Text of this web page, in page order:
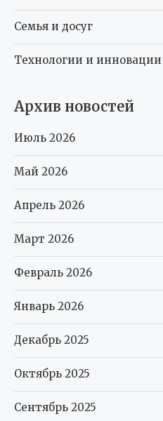
Семья и досуг
Технологии и инновации
Архив новостей
Июль 2026
Май 2026
Апрель 2026
Март 2026
Февраль 2026
Январь 2026
Декабрь 2025
Октябрь 2025
Сентябрь 2025